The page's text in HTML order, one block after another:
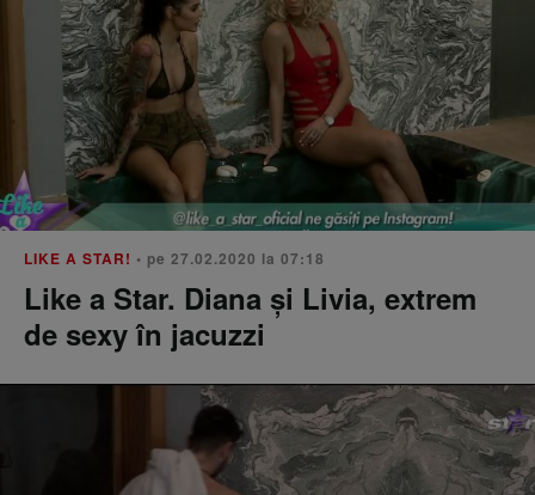
LIKE A STAR! • pe 27.02.2020 la 07:18
Like a Star. Diana și Livia, extrem
de sexy în jacuzzi